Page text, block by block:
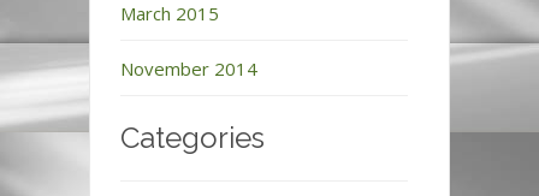
March 2015
November 2014
Categories